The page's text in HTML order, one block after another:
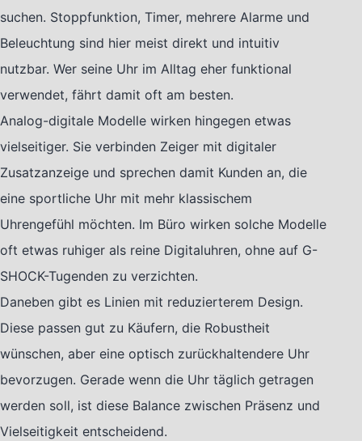
suchen. Stoppfunktion, Timer, mehrere Alarme und
Beleuchtung sind hier meist direkt und intuitiv
nutzbar. Wer seine Uhr im Alltag eher funktional
verwendet, fährt damit oft am besten.
Analog-digitale Modelle wirken hingegen etwas
vielseitiger. Sie verbinden Zeiger mit digitaler
Zusatzanzeige und sprechen damit Kunden an, die
eine sportliche Uhr mit mehr klassischem
Uhrengefühl möchten. Im Büro wirken solche Modelle
oft etwas ruhiger als reine Digitaluhren, ohne auf G-
SHOCK-Tugenden zu verzichten.
Daneben gibt es Linien mit reduzierterem Design.
Diese passen gut zu Käufern, die Robustheit
wünschen, aber eine optisch zurückhaltendere Uhr
bevorzugen. Gerade wenn die Uhr täglich getragen
werden soll, ist diese Balance zwischen Präsenz und
Vielseitigkeit entscheidend.